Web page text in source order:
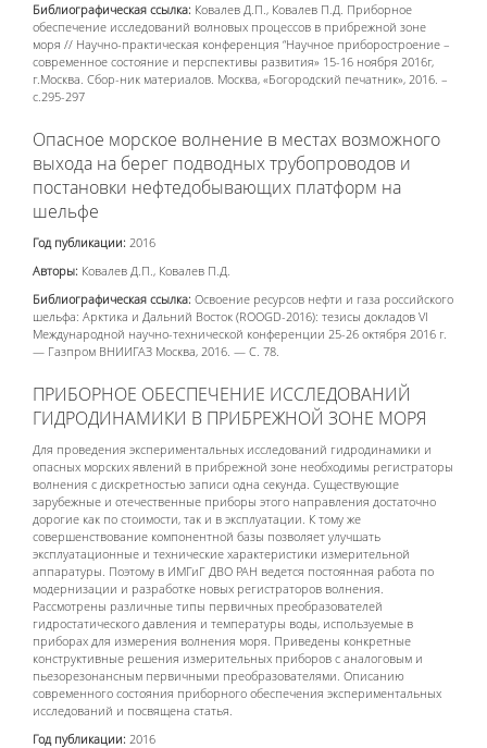
Библиографическая ссылка: Ковалев Д.П., Ковалев П.Д. Приборное
обеспечение исследований волновых процессов в прибрежной зоне
моря // Научно-практическая конференция “Научное приборостроение –
современное состояние и перспективы развития» 15-16 ноября 2016г,
г.Москва. Сбор-ник материалов. Москва, «Богородский печатник», 2016. –
с.295-297
Опасное морское волнение в местах возможного
выхода на берег подводных трубопроводов и
постановки нефтедобывающих платформ на
шельфе
Год публикации: 2016
Авторы: Ковалев Д.П., Ковалев П.Д.
Библиографическая ссылка: Освоение ресурсов нефти и газа российского
шельфа: Арктика и Дальний Восток (ROOGD-2016): тезисы докладов VI
Международной научно-технической конференции 25-26 октября 2016 г.
— Газпром ВНИИГАЗ Москва, 2016. — С. 78.
ПРИБОРНОЕ ОБЕСПЕЧЕНИЕ ИССЛЕДОВАНИЙ
ГИДРОДИНАМИКИ В ПРИБРЕЖНОЙ ЗОНЕ МОРЯ
Для проведения экспериментальных исследований гидродинамики и
опасных морских явлений в прибрежной зоне необходимы регистраторы
волнения с дискретностью записи одна секунда. Существующие
зарубежные и отечественные приборы этого направления достаточно
дорогие как по стоимости, так и в эксплуатации. К тому же
совершенствование компонентной базы позволяет улучшать
эксплуатационные и технические характеристики измерительной
аппаратуры. Поэтому в ИМГиГ ДВО РАН ведется постоянная работа по
модернизации и разработке новых регистраторов волнения.
Рассмотрены различные типы первичных преобразователей
гидростатического давления и температуры воды, используемые в
приборах для измерения волнения моря. Приведены конкретные
конструктивные решения измерительных приборов с аналоговым и
пьезорезонансным первичными преобразователями. Описанию
современного состояния приборного обеспечения экспериментальных
исследований и посвящена статья.
Год публикации: 2016